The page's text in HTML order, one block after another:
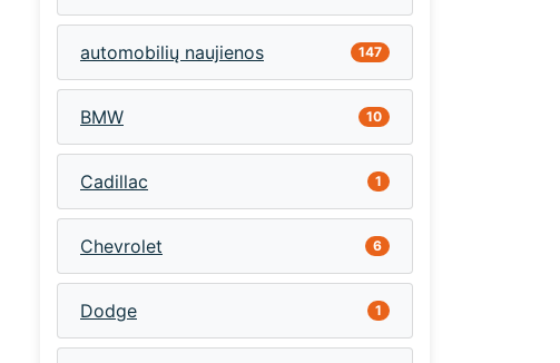
automobilių naujienos 147
BMW 10
Cadillac 1
Chevrolet 6
Dodge 1